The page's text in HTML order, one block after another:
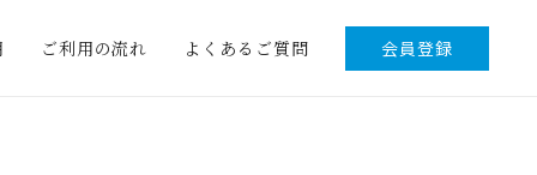
ご利用の流れ よくあるご質問 会員登録